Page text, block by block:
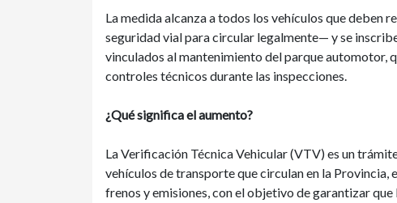
La medida alcanza a todos los vehículos que
seguridad vial para circular legalmente— y se
vinculados al mantenimiento del parque automotor,
controles técnicos durante las inspecciones.
¿Qué significa el aumento?
La Verificación Técnica Vehicular (VTV) es un
vehículos de transporte que circulan en la Provincia,
frenos y emisiones, con el objetivo de garantizar